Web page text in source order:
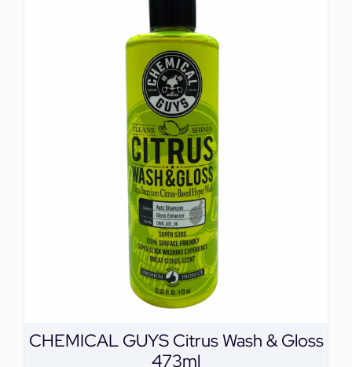
CHEMICAL GUYS Citrus Wash & Gloss
473ml